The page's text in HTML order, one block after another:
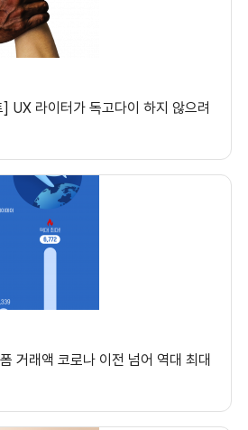
UX 라이터가 독고다이 하지 않으려
거래액 코로나 이전 넘어 역대 최대